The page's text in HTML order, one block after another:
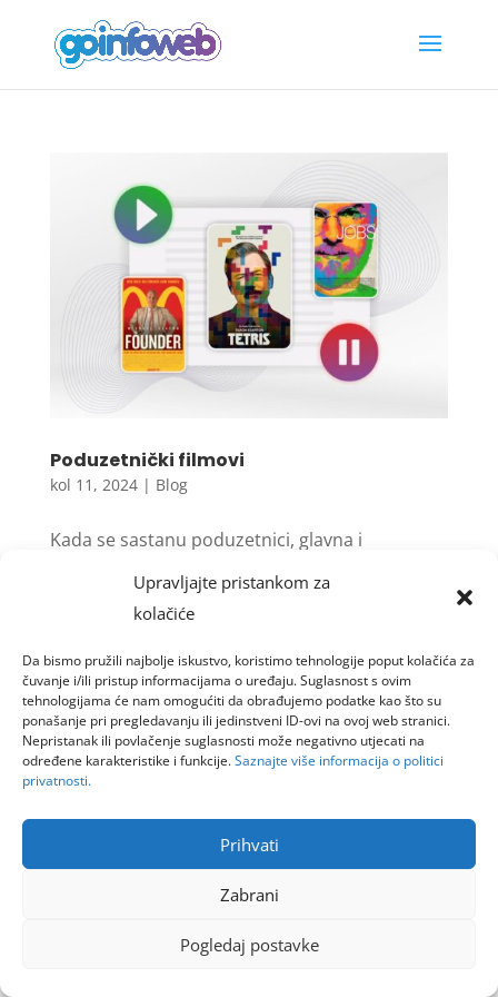
Upravljajte pristankom za
kolačiće
Da bismo pružili najbolje iskustvo, koristimo tehnologije poput kolačića za
čuvanje i/ili pristup informacijama o uređaju. Suglasnost s ovim
tehnologijama će nam omogućiti da obrađujemo podatke kao što su
ponašanje pri pregledavanju ili jedinstveni ID-ovi na ovoj web stranici.
Nepristanak ili povlačenje suglasnosti može negativno utjecati na
određene karakteristike i funkcije.Saznajte više informacija o politici
privatnosti.
Prihvati
Zabrani
Pogledaj postavke
Poduzetnički filmovi
kol 11, 2024| Blog
Kada se sastanu poduzetnici, glavna i
neizbježna tema uvijek je biznis. No, ponekad,
kada razgovor skrene na teme koje nisu vezane
takvoj temi pronađe vezu s biznisom. Tako,
primjerice, tema filmova gotovo uvijek završi...